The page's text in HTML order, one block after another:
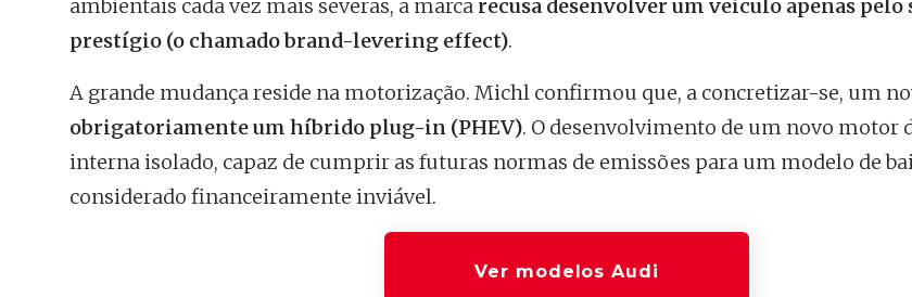
ambientais cada vez mais severas, a marca recusa desenvolver um veículo apenas pelo
prestígio (o chamado brand-levering effect).
A grande mudança reside na motorização. Michl confirmou que, a concretizar-se, um
obrigatoriamente um híbrido plug-in (PHEV). O desenvolvimento de um novo motor
interna isolado, capaz de cumprir as futuras normas de emissões para um modelo de
considerado financeiramente inviável.
Ver modelos Audi